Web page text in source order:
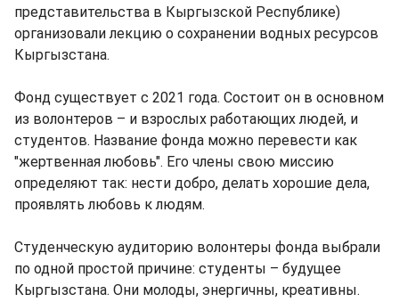
представительства в Кыргызской Республике)
организовали лекцию о сохранении водных ресурсов
Кыргызстана.
Фонд существует с 2021 года. Состоит он в основном
из волонтеров – и взрослых работающих людей, и
студентов. Название фонда можно перевести как
"жертвенная любовь". Его члены свою миссию
определяют так: нести добро, делать хорошие дела,
проявлять любовь к людям.
Студенческую аудиторию волонтеры фонда выбрали
по одной простой причине: студенты – будущее
Кыргызстана. Они молоды, энергичны, креативны.